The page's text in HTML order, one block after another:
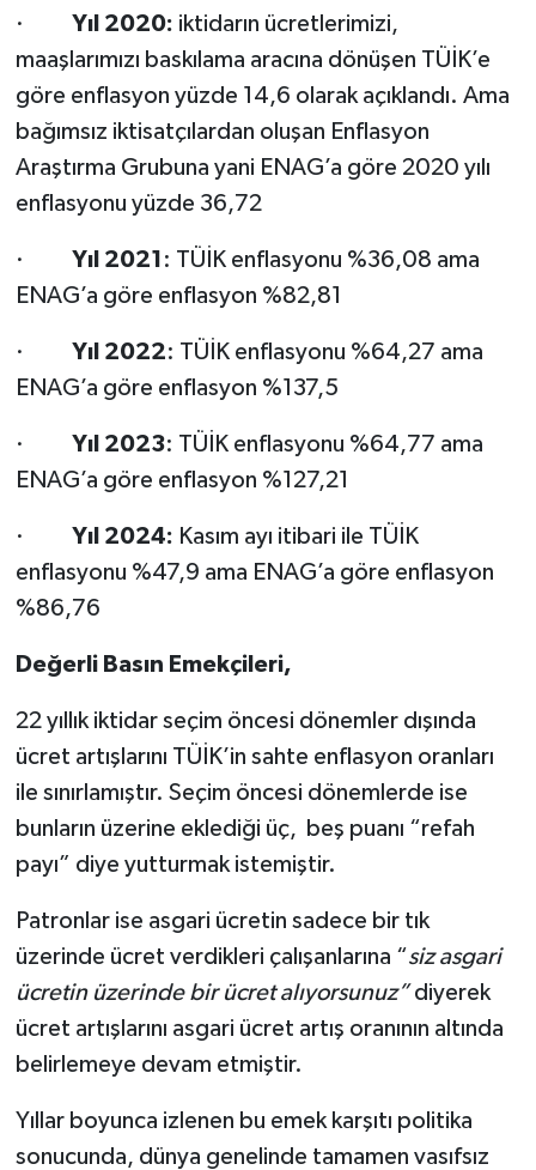
· Yıl 2020: iktidarın ücretlerimizi,
maaşlarımızı baskılama aracına dönüşen TÜİK’e
göre enflasyon yüzde 14,6 olarak açıklandı. Ama
bağımsız iktisatçılardan oluşan Enflasyon
Araştırma Grubuna yani ENAG’a göre 2020 yılı
enflasyonu yüzde 36,72
· Yıl 2021 : TÜİK enflasyonu %36,08 ama
ENAG’a göre enflasyon %82,81
· Yıl 2022: TÜİK enflasyonu %64,27 ama
ENAG’a göre enflasyon %137,5
· Yıl 2023: TÜİK enflasyonu %64,77 ama
ENAG’a göre enflasyon %127,21
· Yıl 2024: Kasım ayı itibari ile TÜİK
enflasyonu %47,9 ama ENAG’a göre enflasyon
%86,76
Değerli Basın Emekçileri,
22 yıllık iktidar seçim öncesi dönemler dışında
ücret artışlarını TÜİK’in sahte enflasyon oranları
ile sınırlamıştır. Seçim öncesi dönemlerde ise
bunların üzerine eklediği üç, beş puanı “refah
payı” diye yutturmak istemiştir.
Patronlar ise asgari ücretin sadece bir tık
üzerinde ücret verdikleri çalışanlarına “siz asgari
ücretin üzerinde bir ücret alıyorsunuz”diyerek
ücret artışlarını asgari ücret artış oranının altında
belirlemeye devam etmiştir.
Yıllar boyunca izlenen bu emek karşıtı politika
sonucunda, dünya genelinde tamamen vasıfsız